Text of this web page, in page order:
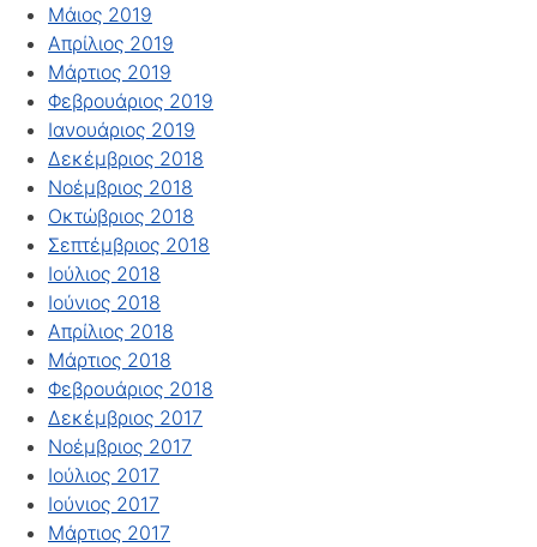
Μάιος 2019
Απρίλιος 2019
Μάρτιος 2019
Φεβρουάριος 2019
Ιανουάριος 2019
Δεκέμβριος 2018
Νοέμβριος 2018
Οκτώβριος 2018
Σεπτέμβριος 2018
Ιούλιος 2018
Ιούνιος 2018
Απρίλιος 2018
Μάρτιος 2018
Φεβρουάριος 2018
Δεκέμβριος 2017
Νοέμβριος 2017
Ιούλιος 2017
Ιούνιος 2017
Μάρτιος 2017